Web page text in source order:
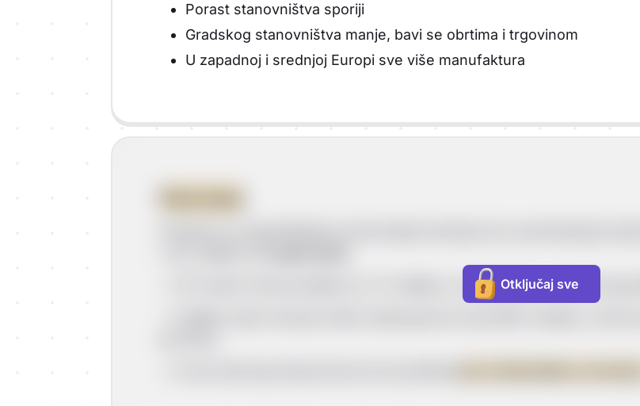
Porast stanovništva sporiji
Gradskog stanovništva manje, bavi se obrtima i trgovinom
U zapadnoj i srednjoj Europi sve više manufaktura
--> Prvi parni stroj izumljen je u 17. stoljeću u Engleskoj, a usavršio ga je
Otključaj sve